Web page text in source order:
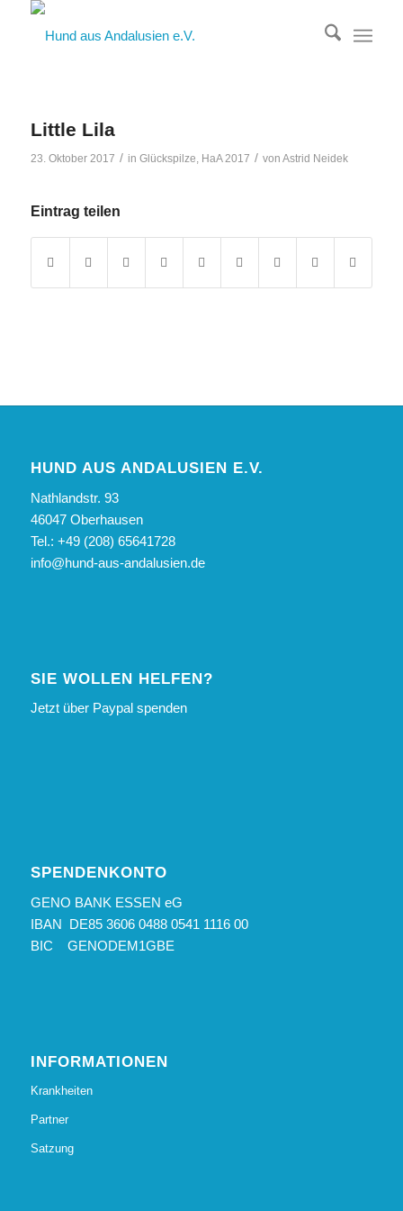
Little Lila
23. Oktober 2017 / in Glückspilze, HaA 2017 / von Astrid Neidek
Eintrag teilen
HUND AUS ANDALUSIEN E.V.
Nathlandstr. 93
46047 Oberhausen
Tel.: +49 (208) 65641728
info@hund-aus-andalusien.de
SIE WOLLEN HELFEN?
Jetzt über Paypal spenden
SPENDENKONTO
GENO BANK ESSEN eG
IBAN DE85 3606 0488 0541 1116 00
BIC GENODEM1GBE
INFORMATIONEN
Krankheiten
Partner
Satzung